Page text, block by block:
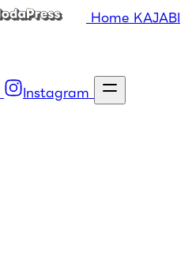
Home KAJABI
Instagram